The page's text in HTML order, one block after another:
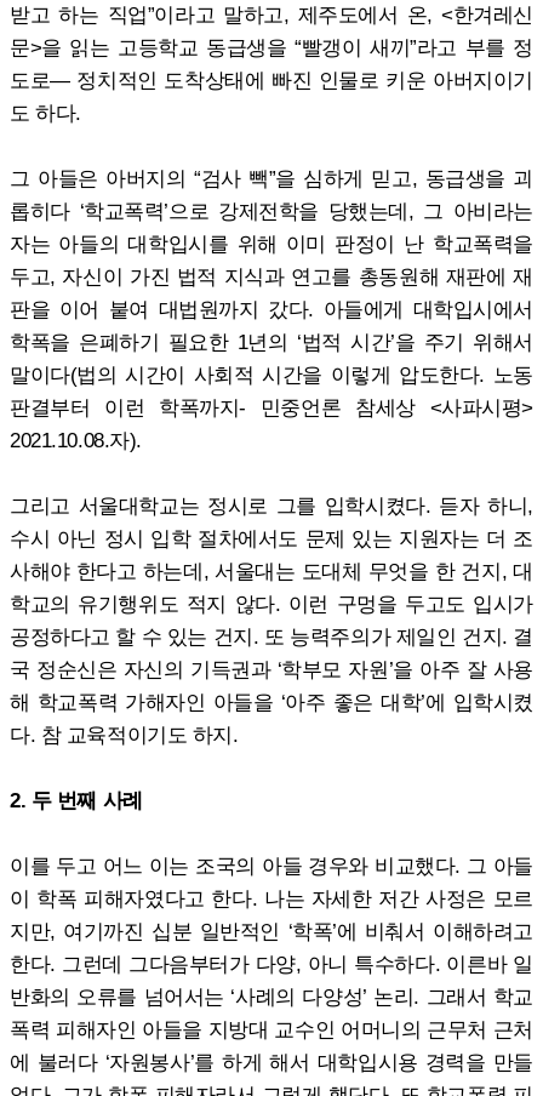
받고 하는 직업”이라고 말하고, 제주도에서 온, <한겨레신
문>을 읽는 고등학교 동급생을 “빨갱이 새끼”라고 부를 정
도로― 정치적인 도착상태에 빠진 인물로 키운 아버지이기
도 하다.
그 아들은 아버지의 “검사 빽”을 심하게 믿고, 동급생을 괴
롭히다 ‘학교폭력’으로 강제전학을 당했는데, 그 아비라는
자는 아들의 대학입시를 위해 이미 판정이 난 학교폭력을
두고, 자신이 가진 법적 지식과 연고를 총동원해 재판에 재
판을 이어 붙여 대법원까지 갔다. 아들에게 대학입시에서
학폭을 은폐하기 필요한 1년의 ‘법적 시간’을 주기 위해서
말이다(법의 시간이 사회적 시간을 이렇게 압도한다. 노동
판결부터 이런 학폭까지- 민중언론 참세상 <사파시평>
2021.10.08.자).
그리고 서울대학교는 정시로 그를 입학시켰다. 듣자 하니,
수시 아닌 정시 입학 절차에서도 문제 있는 지원자는 더 조
사해야 한다고 하는데, 서울대는 도대체 무엇을 한 건지, 대
학교의 유기행위도 적지 않다. 이런 구멍을 두고도 입시가
공정하다고 할 수 있는 건지. 또 능력주의가 제일인 건지. 결
국 정순신은 자신의 기득권과 ‘학부모 자원’을 아주 잘 사용
해 학교폭력 가해자인 아들을 ‘아주 좋은 대학’에 입학시켰
다. 참 교육적이기도 하지.
2. 두 번째 사례
이를 두고 어느 이는 조국의 아들 경우와 비교했다. 그 아들
이 학폭 피해자였다고 한다. 나는 자세한 저간 사정은 모르
지만, 여기까진 십분 일반적인 ‘학폭’에 비춰서 이해하려고
한다. 그런데 그다음부터가 다양, 아니 특수하다. 이른바 일
반화의 오류를 넘어서는 ‘사례의 다양성’ 논리. 그래서 학교
폭력 피해자인 아들을 지방대 교수인 어머니의 근무처 근처
에 불러다 ‘자원봉사’를 하게 해서 대학입시용 경력을 만들